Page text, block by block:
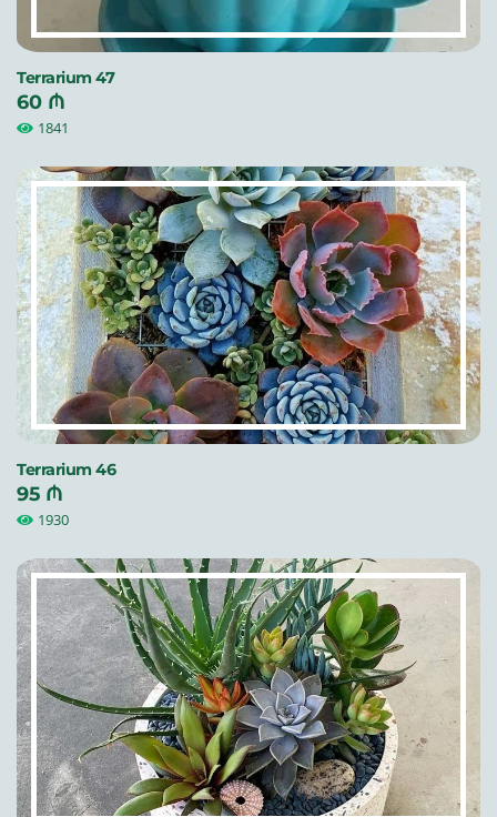
Terrarium 47
60 ₼
1841
Terrarium 46
95 ₼
1930